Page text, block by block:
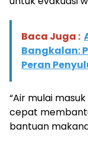
Baca Juga :
Bangkalan:
Peran
“Air mulai
cepat
bantuan